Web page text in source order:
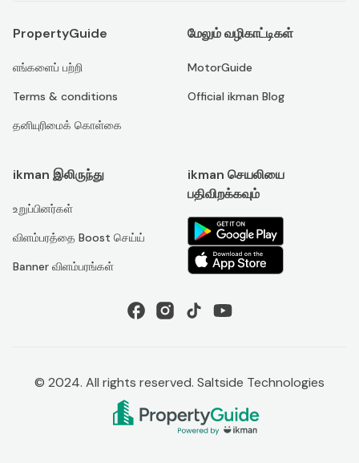
PropertyGuide
எங்களைப் பற்றி
Terms & conditions
தனியுரிமைக் கொள்கை
மேலும் வழிகாட்டிகள்
MotorGuide
Official ikman Blog
ikman இலிருந்து
உறுப்பினர்கள்
விளம்பரத்தை Boost செய்ய்
Banner விளம்பரங்கள்
ikman செயலியை
பதிவிறக்கவும்
© 2024. All rights reserved. Saltside Technologies